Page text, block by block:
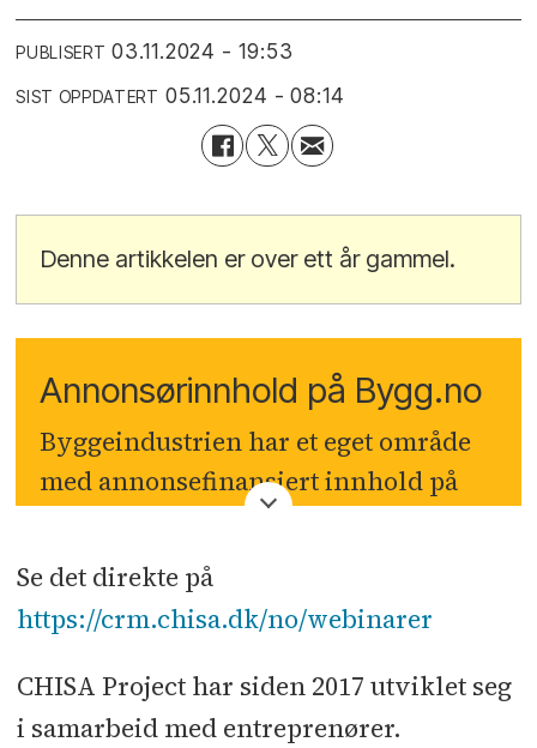
PUBLISERT 03.11.2024 - 19:53
SIST OPPDATERT 05.11.2024 - 08:14
Denne artikkelen er over ett år gammel.
Annonsørinnhold på Bygg.no
Byggeindustrien har et eget område
med annonsefinansiert innhold på
knyttet opp mot Byggeindustriens
journalister eller redaksjon, men er
en distribusjonskanal for betalt
innholdsmateriell.
Se det direkte på
https://crm.chisa.dk/no/webinarer
CHISA Project har siden 2017 utviklet seg
i samarbeid med entreprenører.